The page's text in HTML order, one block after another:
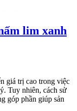
lim xanh
giá trị cao trong việc
Tuy nhiên, cách sử
góp phần giúp sản